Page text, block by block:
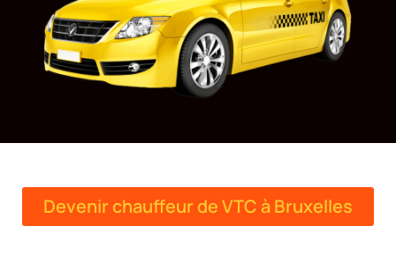
Devenir chauffeur de VTC à Bruxelles